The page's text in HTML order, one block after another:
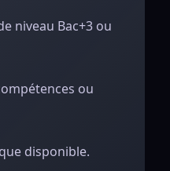
niveau Bac+3 ou
ou
disponible.